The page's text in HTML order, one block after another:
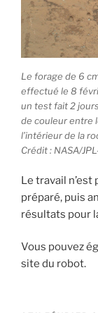
Le forage de 6
effectué le 8
un test fait 2
de couleur entre
l’intérieur de la
Crédit : NASA/
Le travail
préparé, puis
résultats pour
Vous pouvez
site du robot.